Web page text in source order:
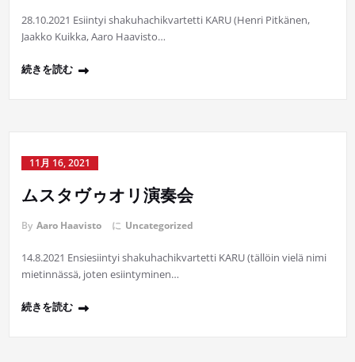
28.10.2021 Esiintyi shakuhachikvartetti KARU (Henri Pitkänen,
Jaakko Kuikka, Aaro Haavisto…
続きを読む
11月 16, 2021
ムスタヴゥオリ演奏会
By Aaro Haavisto に Uncategorized
14.8.2021 Ensiesiintyi shakuhachikvartetti KARU (tällöin vielä nimi
mietinnässä, joten esiintyminen…
続きを読む